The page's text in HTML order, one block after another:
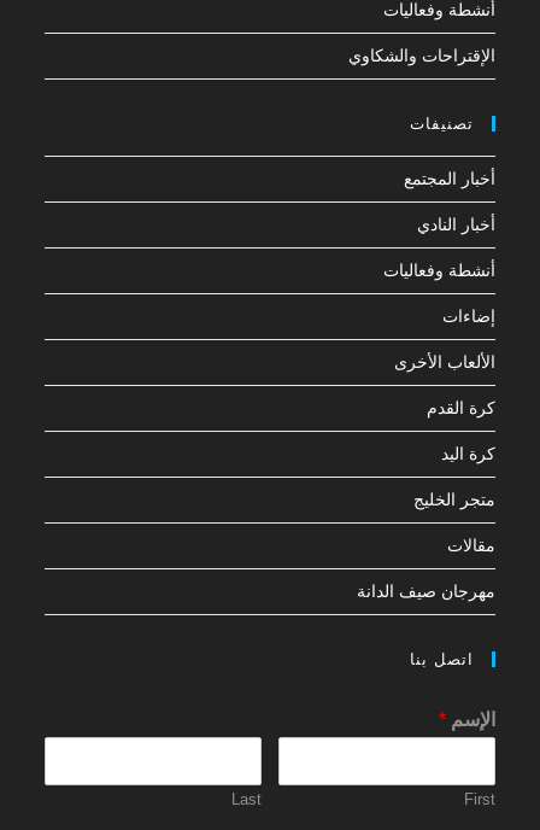
أنشطة وفعاليات
الإقتراحات والشكاوي
تصنيفات
أخبار المجتمع
أخبار النادي
أنشطة وفعاليات
إضاءات
الألعاب الأخرى
كرة القدم
كرة اليد
متجر الخليج
مقالات
مهرجان صيف الدانة
اتصل بنا
الإسم*
First
Last